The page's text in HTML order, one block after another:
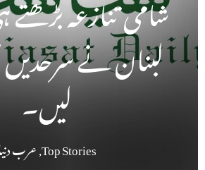
لبنان نے سرحدیں
لیں۔
Top Stories
,عرب